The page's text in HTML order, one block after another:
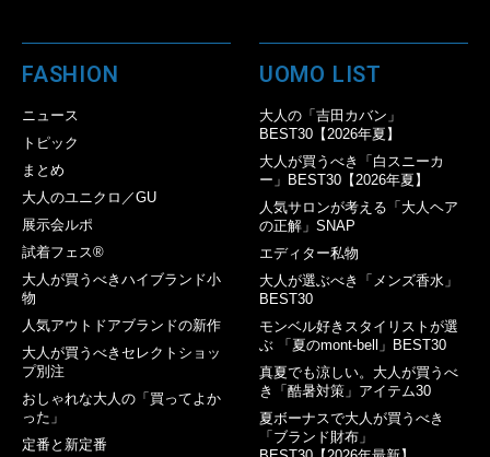
FASHION
ニュース
トピック
まとめ
大人のユニクロ／GU
展示会ルポ
試着フェス®︎
大人が買うべきハイブランド小
物
人気アウトドアブランドの新作
大人が買うべきセレクトショッ
プ別注
おしゃれな大人の「買ってよか
った」
定番と新定番
UOMO LIST
大人の「吉田カバン」
BEST30【2026年夏】
大人が買うべき「白スニーカ
ー」BEST30【2026年夏】
人気サロンが考える「大人ヘア
の正解」SNAP
エディター私物
大人が選ぶべき「メンズ香水」
BEST30
モンベル好きスタイリストが選
ぶ 「夏のmont-bell」BEST30
真夏でも涼しい。大人が買うべ
き「酷暑対策」アイテム30
夏ボーナスで大人が買うべき
「ブランド財布」